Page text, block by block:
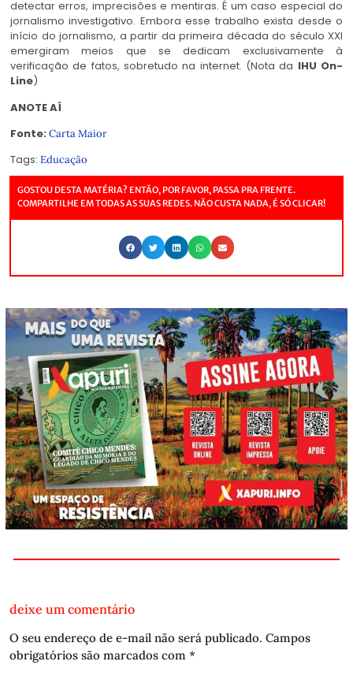
detectar erros, imprecisões e mentiras. É um caso especial do
jornalismo investigativo. Embora esse trabalho exista desde o
início do jornalismo, a partir da primeira década do século XXI
emergiram meios que se dedicam exclusivamente à
verificação de fatos, sobretudo na internet. (Nota da IHU On-
Line)
ANOTE AÍ
Fonte: Carta Maior
Tags: Educação
GOSTOU DESTA MATÉRIA? ENTÃO, POR FAVOR, PASSA PRA FRENTE.
COMPARTILHE EM TODAS AS SUAS REDES. NÃO CUSTA NADA, É SÓ CLICAR!
deixe um comentário
O seu endereço de e-mail não será publicado. Campos
obrigatórios são marcados com *